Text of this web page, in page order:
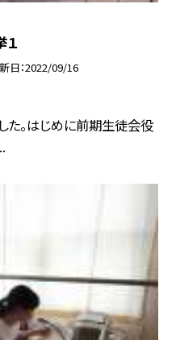
１
日 2022/09/16
。はじめに前期生徒会役